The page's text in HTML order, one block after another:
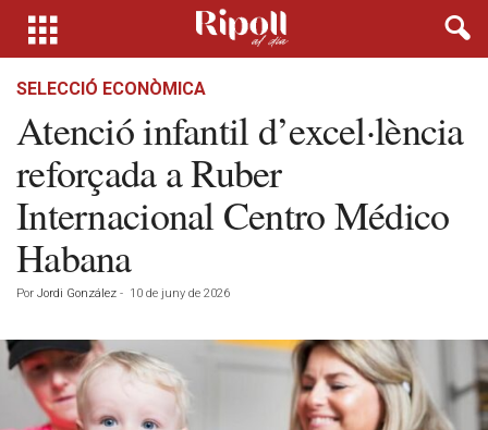
SELECCIÓ ECONÒMICA
Atenció infantil d’excel·lència
reforçada a Ruber
Internacional Centro Médico
Habana
Por Jordi González - 10 de juny de 2026